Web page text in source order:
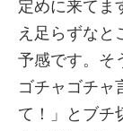
定めに来てま
え足らずなと
予感です。そ
ゴチャゴチャ
て！」とブチ